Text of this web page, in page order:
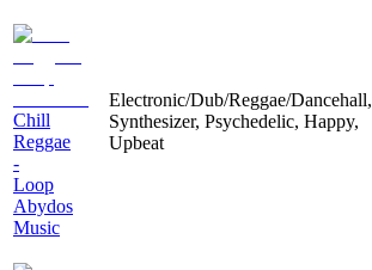
Chill
Reggae
-
Loop
Abydos
Music
Electronic/Dub/Reggae/Dancehall,
Synthesizer, Psychedelic, Happy,
Upbeat